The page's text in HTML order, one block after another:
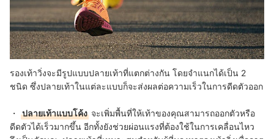
รองเท้าวิ่งจะมีรูปแบบปลายเท้าที่แตกต่างกัน โดยจำแนกได้เป็น 2
ชนิด ซึ่งปลายเท้าในแต่ละแบบก็จะส่งผลต่อความเร็วในการดีดตัวออก
・ ปลายเท้าแบบโค้ง จะเพิ่มพื้นที่ให้เท้าของคุณสามารถออกตัวหรือ
ดีดตัวได้เร็วมากขึ้น อีกทั้งยังช่วยผ่อนแรงที่ต้องใช้ในการเคลื่อนไหว